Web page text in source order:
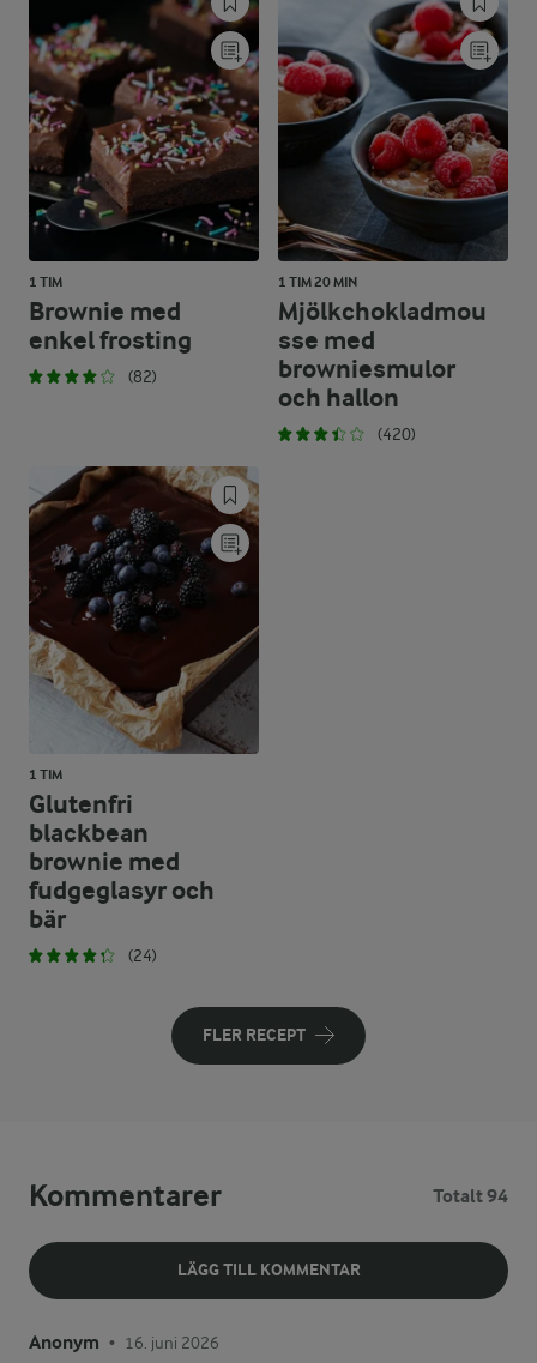
1 TIM
Brownie med
enkel frosting
(82)
1 TIM 20 MIN
Mjölkchokladmou
sse med
browniesmulor
och hallon
(420)
1 TIM
Glutenfri
blackbean
brownie med
fudgeglasyr och
bär
(24)
FLER RECEPT
Kommentarer Totalt 94
LÄGG TILL KOMMENTAR
Anonym • 16. juni 2026